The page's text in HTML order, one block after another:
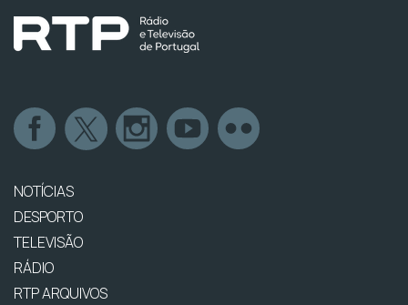
NOTÍCIAS
DESPORTO
TELEVISÃO
RÁDIO
RTP ARQUIVOS